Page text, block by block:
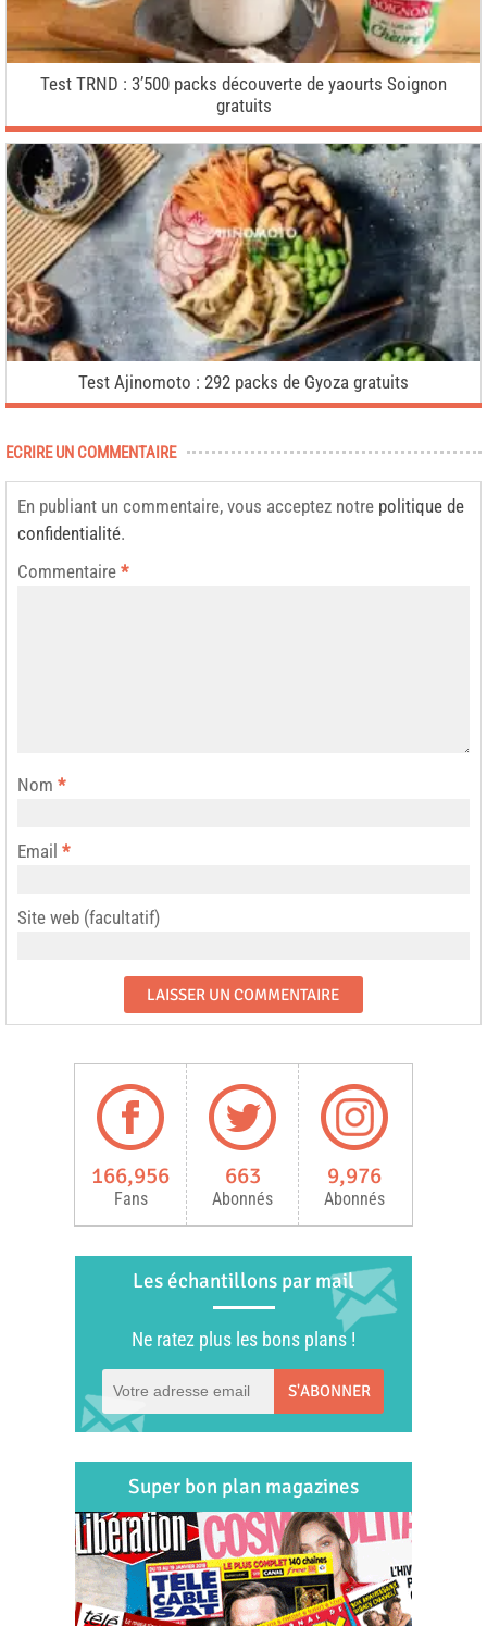
Test TRND : 3’500 packs découverte de yaourts Soignon
gratuits
Test Ajinomoto : 292 packs de Gyoza gratuits
ECRIRE UN COMMENTAIRE
En publiant un commentaire, vous acceptez notre politique de
confidentialité.
Commentaire *
Nom *
Email *
Site web (facultatif)
166,956
Fans
663
Abonnés
9,976
Abonnés
Les échantillons par mail
Ne ratez plus les bons plans !
S'ABONNER
Super bon plan magazines